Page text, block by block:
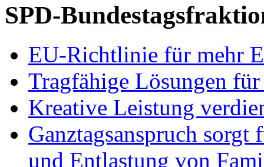
SPD-
EU-Richtlinie für mehr
Tragfähige Lösungen
Kreative Leistung
Ganztagsanspruch
und Entlastung von